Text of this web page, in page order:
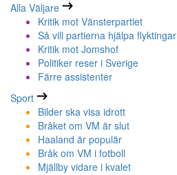
Alla Väljare
Kritik mot Vänsterpartiet
Så vill partierna hjälpa flyktingar
Kritik mot Jomshof
Politiker reser i Sverige
Färre assistenter
Sport
Bilder ska visa idrott
Bråket om VM är slut
Haaland är populär
Bråk om VM i fotboll
Mjällby vidare i kvalet